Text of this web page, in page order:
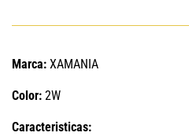
Marca: XAMANIA
Color: 2W
Caracteristicas: